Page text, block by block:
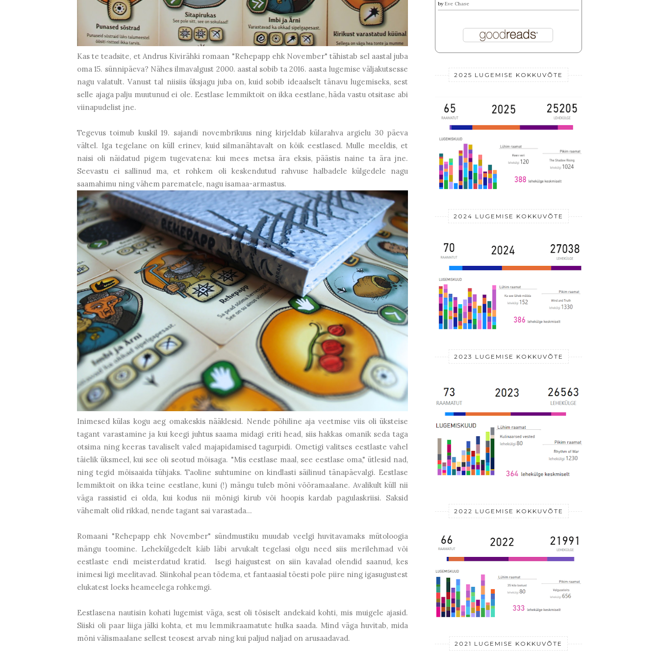
Kas te teadsite, et Andrus Kivirähki romaan "Rehepapp ehk November" tähistab sel aastal juba
oma 15. sünnipäeva? Nähes ilmavalgust 2000. aastal sobib ta 2016. aasta lugemise väljakutsesse
nagu valatult. Vanust tal niisiis üksjagu juba on, kuid sobib ideaalselt tänavu lugemiseks, sest
selle ajaga palju muutunud ei ole. Eestlase lemmiktoit on ikka eestlane, häda vastu otsitase abi
viinapudelist jne.
Tegevus toimub kuskil 19. sajandi novembrikuus ning kirjeldab külarahva argielu 30 päeva
vältel. Iga tegelane on küll erinev, kuid silmanähtavalt on kõik eestlased. Mulle meeldis, et
naisi oli näidatud pigem tugevatena: kui mees metsa ära eksis, päästis naine ta ära jne.
Seevastu ei sallinud ma, et rohkem oli keskendutud rahvuse halbadele külgedele nagu
saamahimu ning vähem parematele, nagu isamaa-armastus.
Inimesed külas kogu aeg omakeskis nääklesid. Nende põhiline aja veetmise viis oli üksteise
tagant varastamine ja kui keegi juhtus saama midagi eriti head, siis hakkas omanik seda taga
otsima ning keeras tavaliselt valed majapidamised tagurpidi. Ometigi valitses eestlaste vahel
täielik üksmeel, kui see oli seotud mõisaga. "Mis eestlase maal, see eestlase oma," ütlesid nad,
ning tegid mõisaaida tühjaks. Taoline suhtumine on kindlasti säilinud tänapäevalgi. Eestlase
lemmiktoit on ikka teine eestlane, kuni (!) mängu tuleb mõni võõramaalane. Avalikult küll nii
väga rassistid ei olda, kui kodus nii mõnigi kirub või hoopis kardab pagulaskriisi. Saksid
vähemalt olid rikkad, nende tagant sai varastada...
Romaani "Rehepapp ehk November" sündmustiku muudab veelgi huvitavamaks mütoloogia
mängu toomine. Lehekülgedelt käib läbi arvukalt tegelasi olgu need siis merilehmad või
eestlaste endi meisterdatud kratid. Isegi haigustest on siin kavalad olendid saanud, kes
inimesi ligi meelitavad. Siinkohal pean tõdema, et fantaasial tõesti pole piire ning igasugustest
elukatest loeks heameelega rohkemgi.
Eestlasena nautisin kohati lugemist väga, sest oli tõsiselt andekaid kohti, mis muigele ajasid.
Siiski oli paar liiga jälki kohta, et mu lemmikraamatute hulka saada. Mind väga huvitab, mida
mõni välismaalane sellest teosest arvab ning kui paljud naljad on arusaadavad.
by Eve Chase
2025 LUGEMISE KOKKUVÕTE
2024 LUGEMISE KOKKUVÕTE
2023 LUGEMISE KOKKUVÕTE
2022 LUGEMISE KOKKUVÕTE
2021 LUGEMISE KOKKUVÕTE